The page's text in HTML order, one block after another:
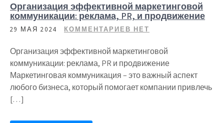
Организация эффективной маркетинговой
коммуникации: реклама, PR, и продвижение
29 МАЯ 2024 КОММЕНТАРИЕВ НЕТ
Организация эффективной маркетинговой
коммуникации: реклама, PR и продвижение
Маркетинговая коммуникация – это важный аспект
любого бизнеса, который помогает компании привлечь
[…]